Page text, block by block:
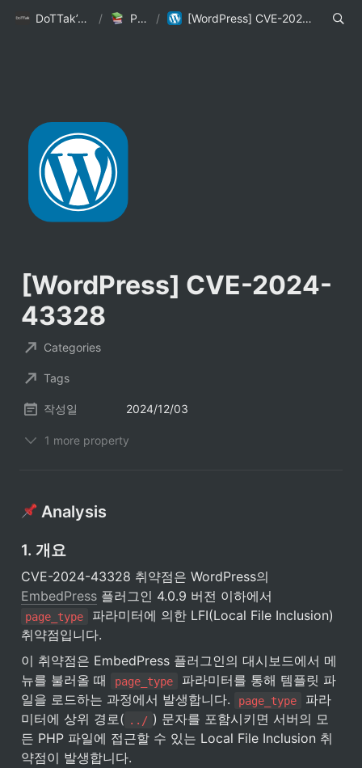
DoTTak’s Blog / Posts / [WordPress] CVE-2024-43328
[WordPress] CVE-2024-
43328
Categories
Tags
작성일 2024/12/03
1 more property
Analysis
1. 개요
EmbedPress
page_type
파라미터에 의한 LFI(Local File Inclusion)
취약점입니다.
이 취약점은 EmbedPress 플러그인의 대시보드에서 메
뉴를 불러올 때
page_type
파라미터를 통해 템플릿 파
일을 로드하는 과정에서 발생합니다.
page_type
파라
미터에 상위 경로( ../ ) 문자를 포함시키면 서버의 모
든 PHP 파일에 접근할 수 있는 Local File Inclusion 취
약점이 발생합니다.